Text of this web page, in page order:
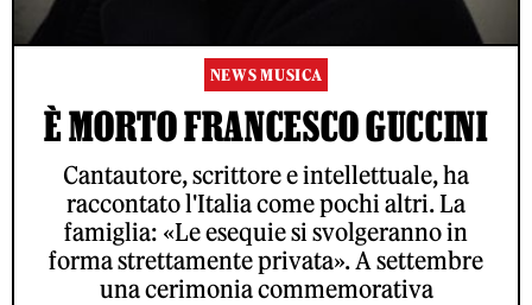
NEWS MUSICA
È MORTO FRANCESCO GUCCINI
Cantautore, scrittore e intellettuale, ha
raccontato l'Italia come pochi altri. La
famiglia: «Le esequie si svolgeranno in
forma strettamente privata». A settembre
una cerimonia commemorativa